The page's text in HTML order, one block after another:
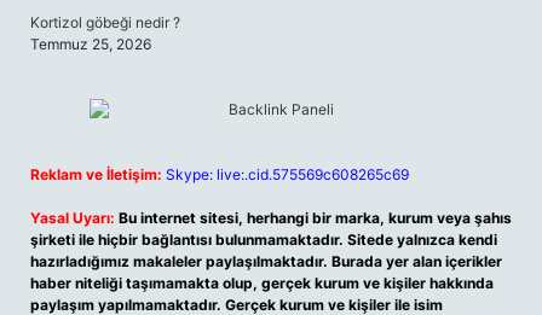
Kortizol göbeği nedir ?
Temmuz 25, 2026
Reklam ve İletişim: Skype: live:.cid.575569c608265c69
Yasal Uyarı: Bu internet sitesi, herhangi bir marka, kurum veya şahıs
şirketi ile hiçbir bağlantısı bulunmamaktadır. Sitede yalnızca kendi
hazırladığımız makaleler paylaşılmaktadır. Burada yer alan içerikler
haber niteliği taşımamakta olup, gerçek kurum ve kişiler hakkında
paylaşım yapılmamaktadır. Gerçek kurum ve kişiler ile isim